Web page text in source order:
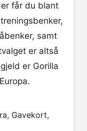
får du blant
samt
er altså
er Gorilla